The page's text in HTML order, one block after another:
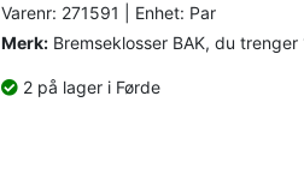
Varenr: 271591 | Enhet: Par
Merk: Bremseklosser BAK, du trenger
2 på lager i Førde